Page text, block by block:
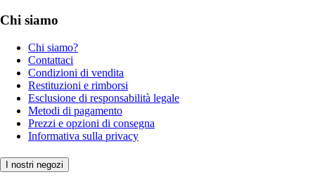
Chi siamo
Chi siamo?
Contattaci
Condizioni di vendita
Restituzioni e rimborsi
Esclusione di responsabilità legale
Metodi di pagamento
Prezzi e opzioni di consegna
Informativa sulla privacy
I nostri negozi